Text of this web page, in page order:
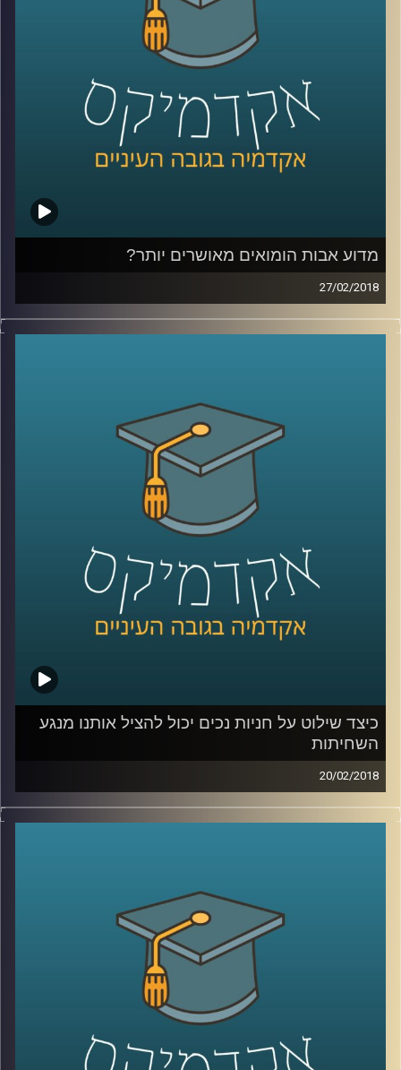
מהי הדרך היעילה לעשות סטארטאפ בלי
לשבור את החסכונות
קרדיט תמונות: AudioVersity
מדוע אבות הומואים מאושרים יותר?
27/02/2018
מחקרים מצביעים על כך שאבות הומואים
הסיבות לכך, מתאר מודלים נוספים של
משפחה ומסביר כיצד הם קשורים ל"פרדוקס
AudioVersity
כיצד שילוט על חניות נכים יכול להציל אותנו מנגע
השחיתות
20/02/2018
נגע השחיתות הפך לממאיר במחזותינו ומהווה
את אין סוף החשודים, הנחקרים והמואשמים
בפרשות שחיתות שונות לבצע את מעשיהם ואיך
הם בכל זאת הצליחו לשכנע את עצמם
שכוונותיהם חיוביות? בנוסף מציג איל את
המודל המשולש למלחמה במחלה ציבורית זו